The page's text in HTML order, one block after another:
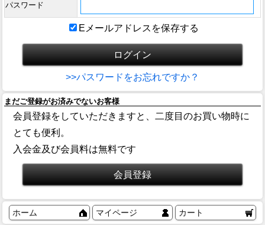
パスワード
Eメールアドレスを保存する
>>パスワードをお忘れですか？
まだご登録がお済みでないお客様
会員登録をしていただきますと、二度目のお買い物時に
とても便利。
入会金及び会員料は無料です
ホーム マイページ カート